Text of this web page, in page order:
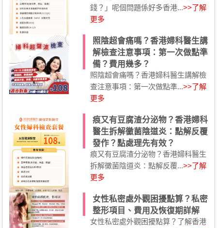
錢？」呢個問題係好多香港...>>了解
更多
照陰超會痛嗎？香港婦科醫生講
解檢查注意事項：第一次做點準
備？費用幾多？
照陰超會痛嗎？香港婦科醫生講解檢
查注意事項：第一次做點準...>>了解
更多
痕又有豆腐渣分泌物？香港婦科
醫生拆解黴菌陰道炎：點解反覆
發作？點處理先有效？
痕又有豆腐渣分泌物？香港婦科醫生
拆解黴菌陰道炎：點解反覆...>>了解
更多
女性私密處外觀困擾點算？私密
整形項目、費用及恢復期詳解
女性私密處外觀困擾點算？了解香港